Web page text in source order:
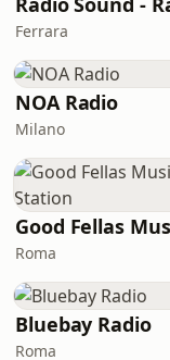
Ferrara
NOA Radio
Milano
Roma
Bluebay Radio
Roma